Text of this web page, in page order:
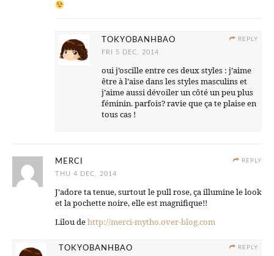
REPLY
TOKYOBANHBAO
FRI 5 DEC, 2014
oui j’oscille entre ces deux styles : j’aime
être à l’aise dans les styles masculins et
j’aime aussi dévoiler un côté un peu plus
féminin. parfois? ravie que ça te plaise en
tous cas !
REPLY
MERCI
THU 4 DEC, 2014
J’adore ta tenue, surtout le pull rose, ça illumine le look
et la pochette noire, elle est magnifique!!
Lilou dehttp://merci-mytho.over-blog.com
REPLY
TOKYOBANHBAO